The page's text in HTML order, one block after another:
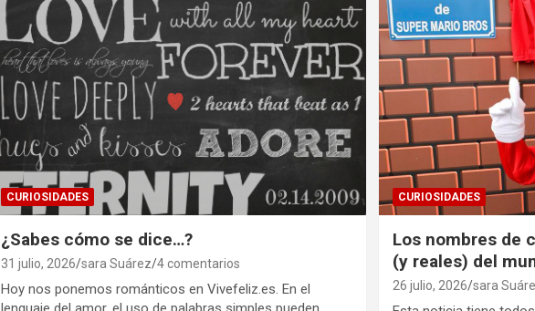
CURIOSIDADES
¿Sabes cómo se dice…?
31 julio, 2026 sara Suárez 4 comentarios
Hoy nos ponemos románticos en Vivefeliz.es. En el
CURIOSIDADES
Los nombres de
(y reales) del
26 julio, 2026 sara